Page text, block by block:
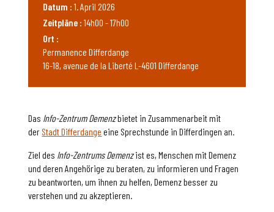
Das Info-Zentrum Demenzbietet in Zusammenarbeit mit
derStadt Differdange eine Sprechstunde in Differdingen an.
Ziel des Info-Zentrums Demenzist es, Menschen mit Demenz
und deren Angehörige zu beraten, zu informieren und Fragen
zu beantworten, um ihnen zu helfen, Demenz besser zu
verstehen und zu akzeptieren.
Datum : 1. April 2026
Zeitpläne : 14h00 - 17h00
Ort :
Permanence Differdange
16-18, avenue de la Liberté L-4601 Differdange